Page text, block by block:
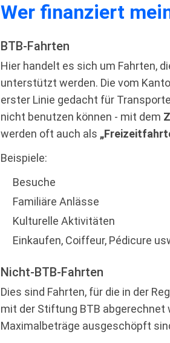
Wer ﬁnanziert
BTB-Fahrten
Hier handelt es sich um Fahrten,
unterstützt werden. Die vom
erster Linie gedacht für
nicht benutzen können - mit dem
werden oft auch als
Beispiele:
Besuche
Familiäre Anlässe
Kulturelle Aktivitäten
Einkaufen, Coiffeur, Pédicure
Nicht-BTB-Fahrten
Dies sind Fahrten, für die in der
mit der Stiftung BTB abgerechnet
Maximalbeträge ausgeschöpft